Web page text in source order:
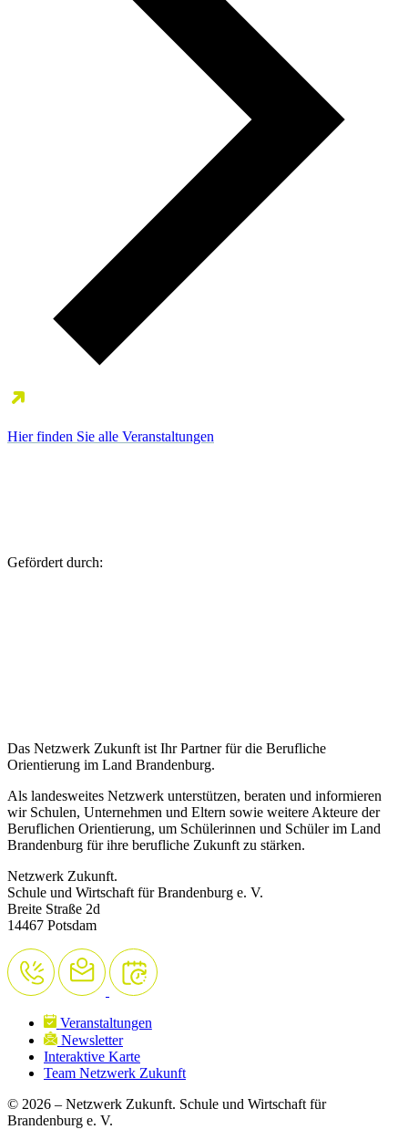
Hier finden Sie alle Veranstaltungen
Gefördert durch:
Das Netzwerk Zukunft ist Ihr Partner für die Berufliche
Orientierung im Land Brandenburg.
Als landesweites Netzwerk unterstützen, beraten und informieren
wir Schulen, Unternehmen und Eltern sowie weitere Akteure der
Beruflichen Orientierung, um Schülerinnen und Schüler im Land
Brandenburg für ihre berufliche Zukunft zu stärken.
Netzwerk Zukunft.
Schule und Wirtschaft für Brandenburg e. V.
Breite Straße 2d
14467 Potsdam
Veranstaltungen
Newsletter
Interaktive Karte
Team Netzwerk Zukunft
© 2026 – Netzwerk Zukunft. Schule und Wirtschaft für
Brandenburg e. V.